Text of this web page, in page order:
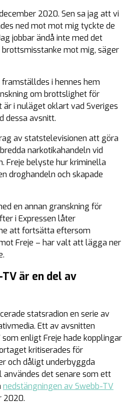
2020. Sen sa jag att vi
ned mot mot mig tyckte de
jobbar ändå inte med det
mot mig, säger
i hennes hem
om brottslighet för
är i nuläget oklart vad Sveriges
dessa avsnitt.
av statstelevisionen att göra
narkotikahandeln vid
Freje belyste hur kriminella
droghandeln och skapade
en annan granskning för
i Expressen låter
att fortsätta eftersom
Freje – har valt att lägga ner
är en del av
statsradion en serie av
Ett av avsnitten
enligt Freje hade kopplingar
kritiserades för
och dåligt underbyggda
det senare som ett
nedstängningen av Swebb-TV
2020.